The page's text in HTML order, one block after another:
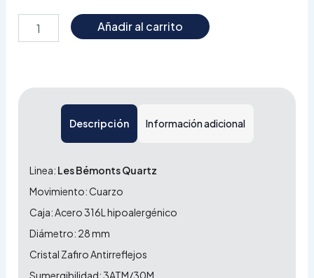
Añadir al carrito
Descripción Información adicional
Linea: Les Bémonts Quartz
Movimiento: Cuarzo
Caja: Acero 316L hipoalergénico
Diámetro: 28 mm
Cristal Zafiro Antirreflejos
Sumergibilidad: 3ATM/30M